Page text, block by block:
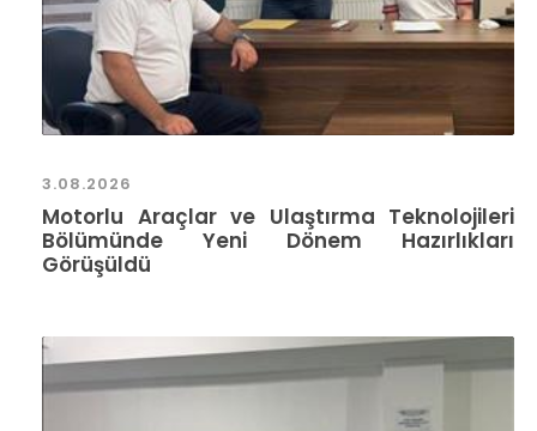
3.08.2026
Motorlu Araçlar ve Ulaştırma Teknolojileri
Bölümünde Yeni Dönem Hazırlıkları
Görüşüldü